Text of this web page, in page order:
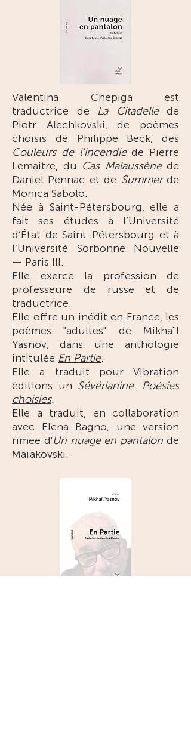
Valentina Chepiga est
traductrice de La Citadellede
Piotr Alechkovski, de poèmes
choisis de Philippe Beck, des
Couleurs de l'incendiede Pierre
Lemaitre, du Cas Malaussènede
Daniel Pennac et de Summerde
Monica Sabolo.
Née à Saint-Pétersbourg, elle a
fait ses études à l’Université
d’État de Saint-Pétersbourg et à
l’Université Sorbonne Nouvelle
— Paris III.
Elle exerce la profession de
professeure de russe et de
traductrice.
Elle offre un inédit en France, les
poèmes "adultes" de Mikhaïl
Yasnov, dans une anthologie
intitulée En Partie.
Elle a traduit pour Vibration
éditions un Sévérianine. Poésies
choisies.
Elle a traduit, en collaboration
avec Elena Bagno, une version
rimée d'Un nuage en pantalon de
Maïakovski.